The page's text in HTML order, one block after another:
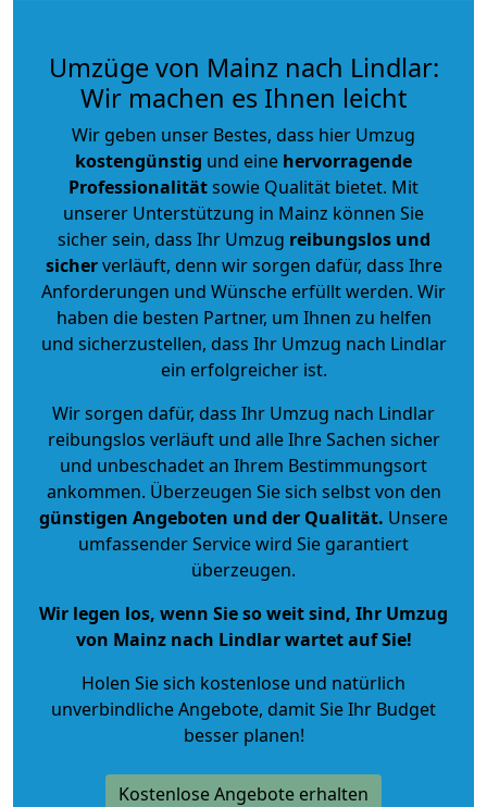
Umzüge von Mainz nach Lindlar:
Wir machen es Ihnen leicht
Wir geben unser Bestes, dass hier Umzug
kostengünstig und eine hervorragende
Professionalitätsowie Qualität bietet. Mit
unserer Unterstützung in Mainz können Sie
sicher sein, dass Ihr Umzug reibungslos und
sicherverläuft, denn wir sorgen dafür, dass Ihre
Anforderungen und Wünsche erfüllt werden. Wir
haben die besten Partner, um Ihnen zu helfen
und sicherzustellen, dass Ihr Umzug nach Lindlar
ein erfolgreicher ist.
Wir sorgen dafür, dass Ihr Umzug nach Lindlar
reibungslos verläuft und alle Ihre Sachen sicher
und unbeschadet an Ihrem Bestimmungsort
ankommen. Überzeugen Sie sich selbst von den
günstigen Angeboten und der Qualität. Unsere
umfassender Service wird Sie garantiert
überzeugen.
Wir legen los, wenn Sie so weit sind, Ihr Umzug
von Mainz nach Lindlar wartet auf Sie!
Holen Sie sich kostenlose und natürlich
unverbindliche Angebote, damit Sie Ihr Budget
besser planen!
Kostenlose Angebote erhalten